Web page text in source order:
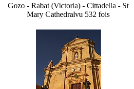
Gozo - Rabat (Victoria) - Cittadella - St
Mary Cathedralvu 532 fois